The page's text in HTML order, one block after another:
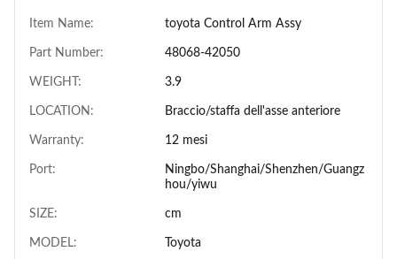
Item Name: toyota Control Arm Assy
Part Number: 48068-42050
WEIGHT: 3.9
LOCATION: Braccio/staffa dell'asse anteriore
Warranty: 12 mesi
Port:
Ningbo/Shanghai/Shenzhen/Guangz
hou/yiwu
SIZE: cm
MODEL: Toyota